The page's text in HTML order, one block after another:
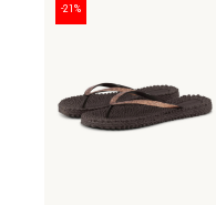
-21%